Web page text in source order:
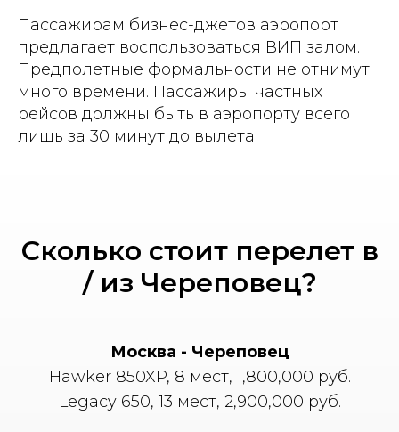
Пассажирам бизнес-джетов аэропорт
предлагает воспользоваться ВИП залом.
Предполетные формальности не отнимут
много времени. Пассажиры частных
рейсов должны быть в аэропорту всего
лишь за 30 минут до вылета.
Сколько стоит перелет в
/ из Череповец?
Москва - Череповец
Hawker 850XP, 8 мест, 1,800,000 руб.
Legacy 650, 13 мест, 2,900,000 руб.